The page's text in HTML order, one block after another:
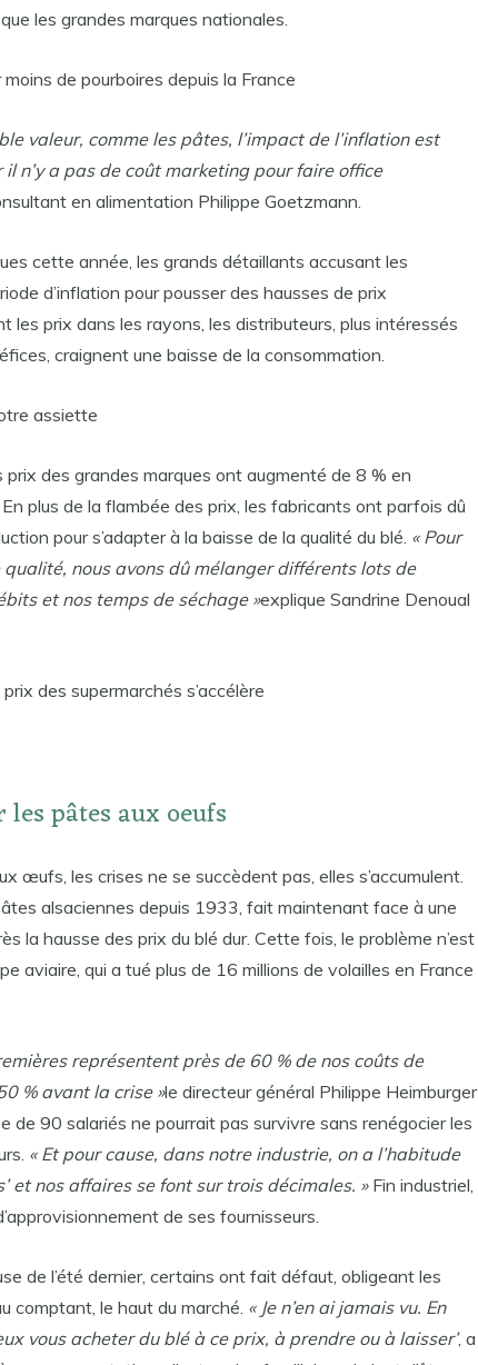
les grandes marques nationales.
de pourboires depuis la France
valeur, comme les pâtes, l’impact de l’inflation est
n’y a pas de coût marketing pour faire office
en alimentation Philippe Goetzmann.
cette année, les grands détaillants accusant les
d’inflation pour pousser des hausses de prix
les prix dans les rayons, les distributeurs, plus intéressés
craignent une baisse de la consommation.
assiette
prix des grandes marques ont augmenté de 8 % en
plus de la flambée des prix, les fabricants ont parfois dû
pour s’adapter à la baisse de la qualité du blé. « Pour
nous avons dû mélanger différents lots de
et nos temps de séchage »explique Sandrine Denoual
des supermarchés s’accélère
les pâtes aux oeufs
œufs, les crises ne se succèdent pas, elles s’accumulent.
alsaciennes depuis 1933, fait maintenant face à une
la hausse des prix du blé dur. Cette fois, le problème n’est
aviaire, qui a tué plus de 16 millions de volailles en France
représentent près de 60 % de nos coûts de
% avant la crise »le directeur général Philippe Heimburger
de 90 salariés ne pourrait pas survivre sans renégocier les
« Et pour cause, dans notre industrie, on a l’habitude
et nos affaires se font sur trois décimales. »Fin industriel,
de ses fournisseurs.
de l’été dernier, certains ont fait défaut, obligeant les
comptant, le haut du marché. « Je n’en ai jamais vu. En
vous acheter du blé à ce prix, à prendre ou à laisser’, a